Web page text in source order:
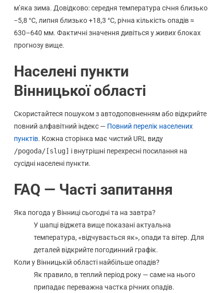
м’яка зима. Довідково: середня температура січня близько
−5,8 °C, липня близько +18,3 °C, річна кількість опадів ≈
630–640 мм. Фактичні значення дивіться уживихблоках
прогнозу вище.
Населені пункти
Вінницької області
Скористайтеся пошуком з автодоповненням або відкрийте
повний алфавітний індекс — Повний перелік населених
пунктів. Кожна сторінка має чистий URL виду
/pogoda/[slug] і внутрішні перехресні посилання на
сусідні населені пункти.
FAQ — Часті запитання
Яка погода у Вінниці сьогодні та на завтра?
У шапці віджета вище показані актуальна
температура, «відчувається як», опади та вітер. Для
деталей відкрийте погодинний графік.
Коли у Вінницькій області найбільше опадів?
Як правило, в теплий період року — саме на нього
припадає переважна частка річних опадів.